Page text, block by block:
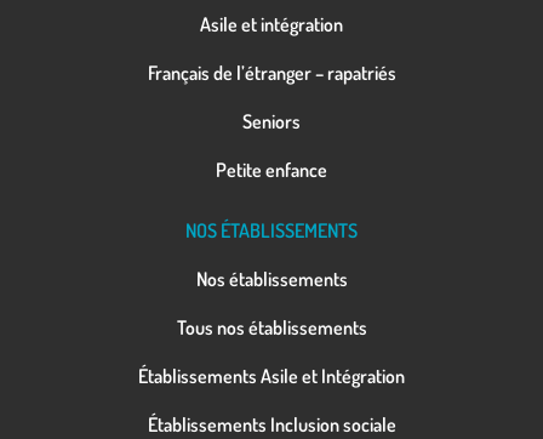
Asile et intégration
Français de l’étranger – rapatriés
Seniors
Petite enfance
NOS ÉTABLISSEMENTS
Nos établissements
Tous nos établissements
Établissements Asile et Intégration
Établissements Inclusion sociale